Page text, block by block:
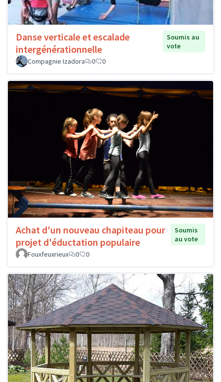
Danse verticale et escalade
intergénérationnelle
Soumis au
vote
Compagnie Izadora
0 0
Achat d'un nouveau chapiteau pour
projet d'éductation populaire
Soumis
au vote
Fouxfeuxrieux
0 0